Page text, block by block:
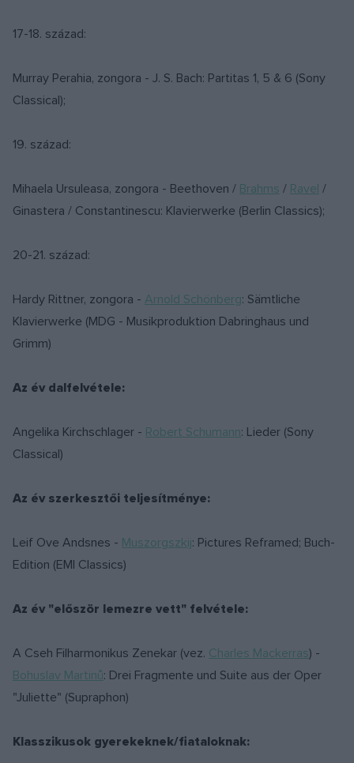
17-18. század:
Murray Perahia, zongora - J. S. Bach: Partitas 1, 5 & 6 (Sony
Classical);
19. század:
Mihaela Ursuleasa, zongora - Beethoven / Brahms / Ravel /
Ginastera / Constantinescu: Klavierwerke (Berlin Classics);
20-21. század:
Hardy Rittner, zongora - Arnold Schönberg: Sämtliche
Klavierwerke (MDG - Musikproduktion Dabringhaus und
Grimm)
Az év dalfelvétele:
Angelika Kirchschlager - Robert Schumann: Lieder (Sony
Classical)
Az év szerkesztői teljesítménye:
Leif Ove Andsnes - Muszorgszkij: Pictures Reframed; Buch-
Edition (EMI Classics)
Az év "először lemezre vett" felvétele:
A Cseh Filharmonikus Zenekar (vez. Charles Mackerras) -
Bohuslav Martinů: Drei Fragmente und Suite aus der Oper
"Juliette" (Supraphon)
Klasszikusok gyerekeknek/fiataloknak: